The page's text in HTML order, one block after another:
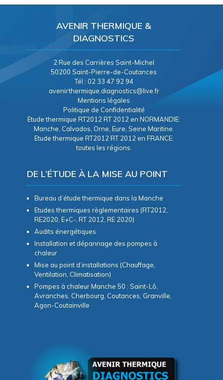
AVENIR THERMIQUE &
DIAGNOSTICS
2 Rue des Carrières Saint-Michel
50200 Saint-Pierre-de-Coutances
Tél : 02 33 47 92 94
avenirthermique.diagnostics@live.fr
Mentions légales
Politique de Confidentialité
Etude thermique RT2012 RT 2012 en NORMANDIE:
Manche, Calvados, Orne, Eure, Seine Maritine.
Etude thermique RT2012 RT 2012 en FRANCE:
toutes les régions.
DE L’ÉTUDE À LA MISE AU POINT
Bureau d’étude thermique dans la Manche
Etudes thermiques règlementaires (RT2012,
RE2020, E+C-, RT 2012, RE 2020)
Audits énergétiques
Installation et dépannage des pompes à
chaleur
Mise au point d’installations (Chauffage,
Ventilation, Climatisation)
Pompes à chaleur Manche 50 : Saint-Lô,
Avranches, Cherbourg, Coutances, Granville,
Agon-Coutainville